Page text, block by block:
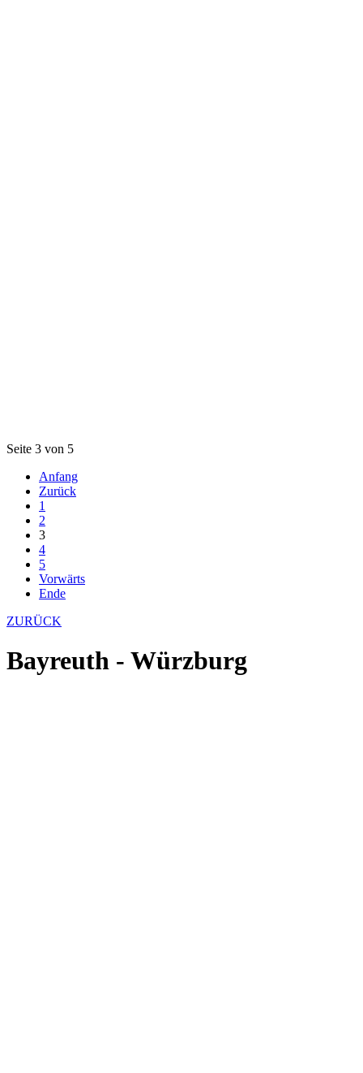
Seite 3 von 5
Anfang
Zurück
1
2
3
4
5
Vorwärts
Ende
ZURÜCK
Bayreuth - Würzburg